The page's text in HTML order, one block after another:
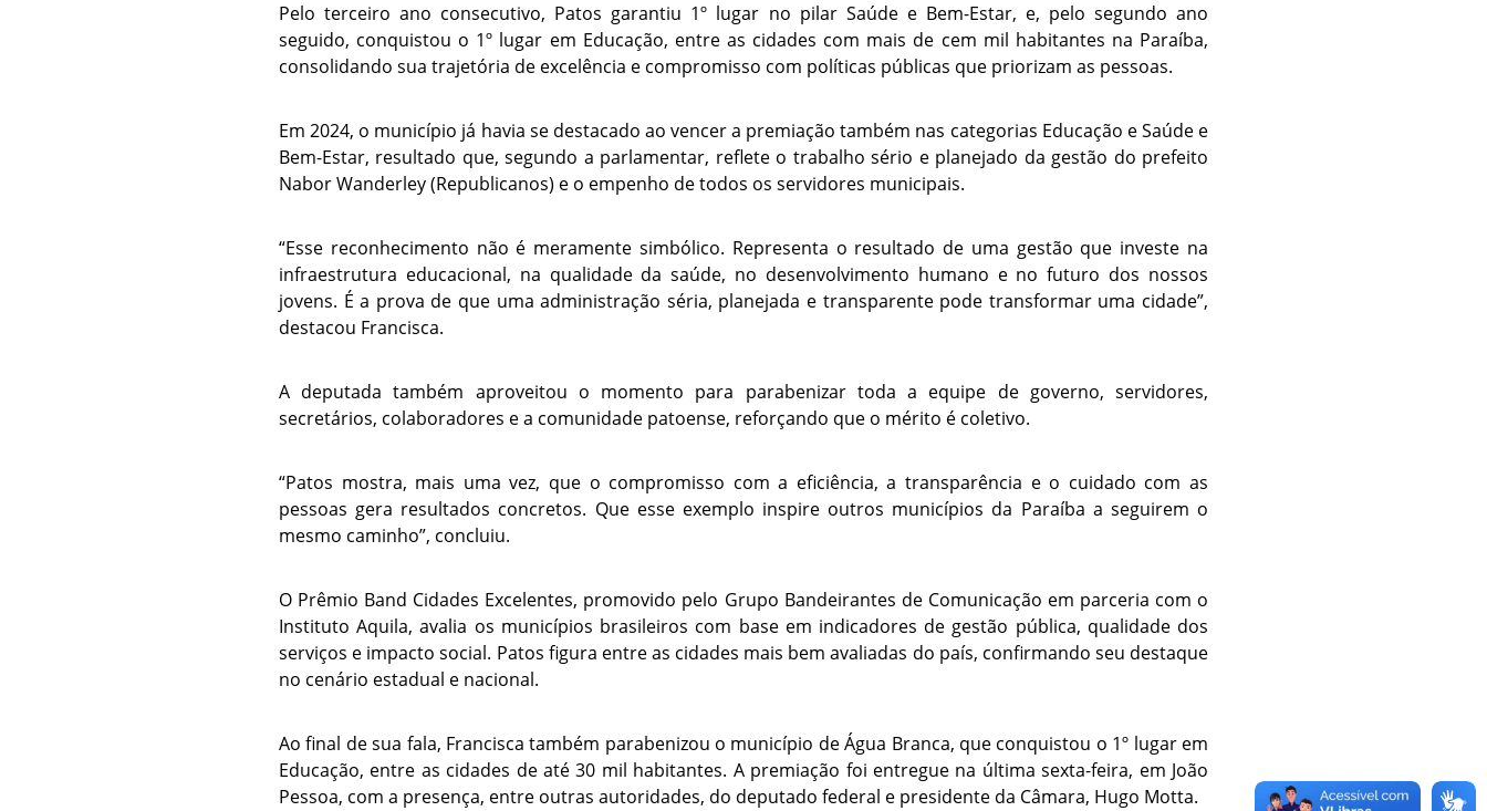
Pelo terceiro ano consecutivo, Patos garantiu 1º lugar no pilar Saúde e Bem-Estar, e, pelo segundo ano
seguido, conquistou o 1º lugar em Educação, entre as cidades com mais de cem mil habitantes na Paraíba,
consolidando sua trajetória de excelência e compromisso com políticas públicas que priorizam as pessoas.
Em 2024, o município já havia se destacado ao vencer a premiação também nas categorias Educação e Saúde e
Bem-Estar, resultado que, segundo a parlamentar, reflete o trabalho sério e planejado da gestão do prefeito
Nabor Wanderley (Republicanos) e o empenho de todos os servidores municipais.
“Esse reconhecimento não é meramente simbólico. Representa o resultado de uma gestão que investe na
infraestrutura educacional, na qualidade da saúde, no desenvolvimento humano e no futuro dos nossos
jovens. É a prova de que uma administração séria, planejada e transparente pode transformar uma cidade”,
destacou Francisca.
A deputada também aproveitou o momento para parabenizar toda a equipe de governo, servidores,
secretários, colaboradores e a comunidade patoense, reforçando que o mérito é coletivo.
“Patos mostra, mais uma vez, que o compromisso com a eficiência, a transparência e o cuidado com as
pessoas gera resultados concretos. Que esse exemplo inspire outros municípios da Paraíba a seguirem o
mesmo caminho”, concluiu.
O Prêmio Band Cidades Excelentes, promovido pelo Grupo Bandeirantes de Comunicação em parceria com o
Instituto Aquila, avalia os municípios brasileiros com base em indicadores de gestão pública, qualidade dos
serviços e impacto social. Patos figura entre as cidades mais bem avaliadas do país, confirmando seu destaque
no cenário estadual e nacional.
Ao final de sua fala, Francisca também parabenizou o município de Água Branca, que conquistou o 1º lugar em
Educação, entre as cidades de até 30 mil habitantes. A premiação foi entregue na última sexta-feira, em João
Pessoa, com a presença, entre outras autoridades, do deputado federal e presidente da Câmara, Hugo Motta.